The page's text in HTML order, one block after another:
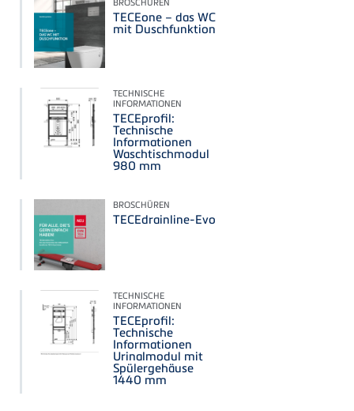
TECEone – das WC
mit Duschfunktion
TECHNISCHE
INFORMATIONEN
TECEprofil:
Technische
Informationen
Waschtischmodul
980 mm
BROSCHÜREN
TECEdrainline-Evo
TECHNISCHE
INFORMATIONEN
TECEprofil:
Technische
Informationen
Urinalmodul mit
Spülergehäuse
1440 mm